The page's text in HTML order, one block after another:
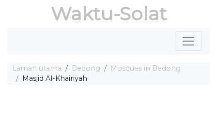
Waktu-Solat
Laman utama Bedong
Mosques in Bedong
Masjid Al-Khairiyah